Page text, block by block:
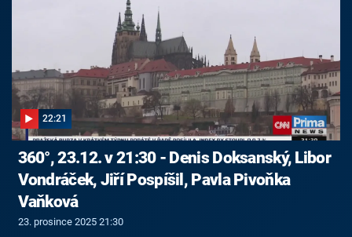
22:21
360°, 23.12. v 21:30 - Denis Doksanský, Libor
Vondráček, Jiří Pospíšil, Pavla Pivoňka
Vaňková
23. prosince 2025 21:30